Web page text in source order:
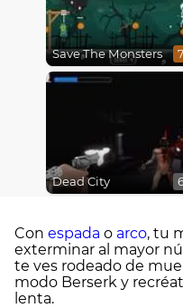
Save The Monsters
Dead City
Con espada o arco, tu
exterminar al mayor
te ves rodeado de
modo Berserk y
lenta.